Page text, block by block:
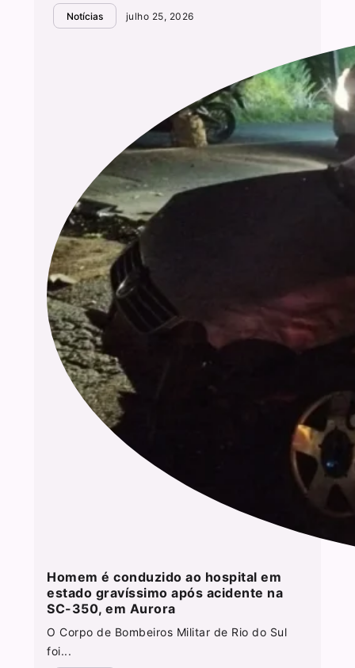
Notícias julho 25, 2026
Homem é conduzido ao hospital em
estado gravíssimo após acidente na
SC-350, em Aurora
O Corpo de Bombeiros Militar de Rio do Sul
foi...